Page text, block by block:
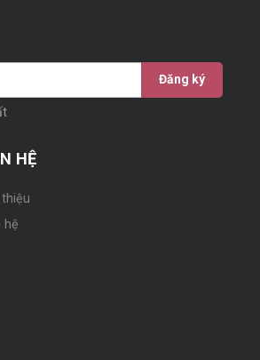
Đăng ký
HỆ
thiệu
hệ